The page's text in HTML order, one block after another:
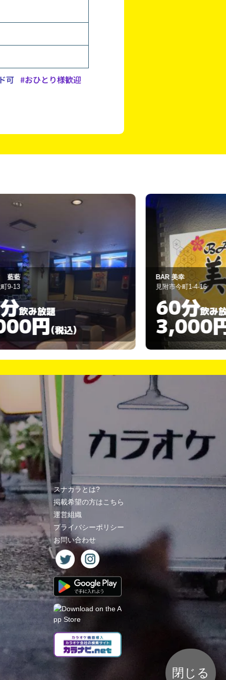
可 #おひとり様歓迎
美幸
市今町1-4-16
分飲み放題
円(税込)
茶欄歩乱
上越市中央1-3-2
無制
スナカラとは?
掲載希望の方はこちら
運営組織
プライバシーポリシー
お問い合わせ
閉じる